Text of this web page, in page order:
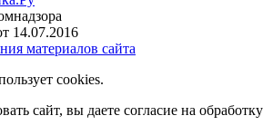
14.07.2016
материалов сайта
cookies.
сайт, вы даете согласие на обработку